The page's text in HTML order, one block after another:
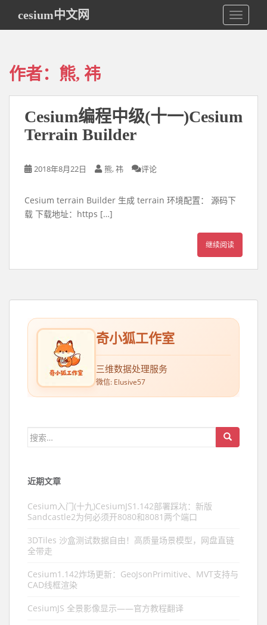
i
cesium中文网
作者： 熊, 祎
Cesium编程中级(十一)Cesium
Terrain Builder
2018年8月22日 熊, 祎 评论
Cesium terrain Builder 生成 terrain 环境配置： 源码下
载 下载地址：https […]
继续阅读
奇小狐工作室
三维数据处理服务
微信: Elusive57
搜索：
近期文章
Cesium入门(十九)CesiumJS1.142部署踩坑：新版
Sandcastle2为何必须开8080和8081两个端口
3DTiles 沙盒测试数据自由！高质量场景模型，网盘直链
全带走
Cesium1.142炸场更新：GeoJsonPrimitive、MVT支持与
CAD线框渲染
CesiumJS 全景影像显示——官方教程翻译